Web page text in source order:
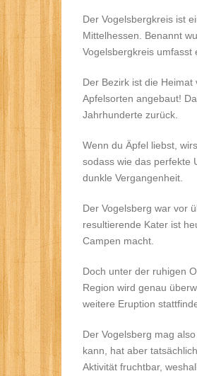
Der Vogelsbergkreis ist
Mittelhessen. Benannt
Vogelsbergkreis umfasst
Der Bezirk ist die
Apfelsorten angebaut!
Jahrhunderte zurück.
Wenn du Äpfel liebst,
sodass wie das perfekte
dunkle Vergangenheit.
Der Vogelsberg war vor
resultierende Kater ist
Campen macht.
Doch unter der ruhigen
Region wird genau
weitere Eruption
Der Vogelsberg mag
kann, hat aber
Aktivität fruchtbar,